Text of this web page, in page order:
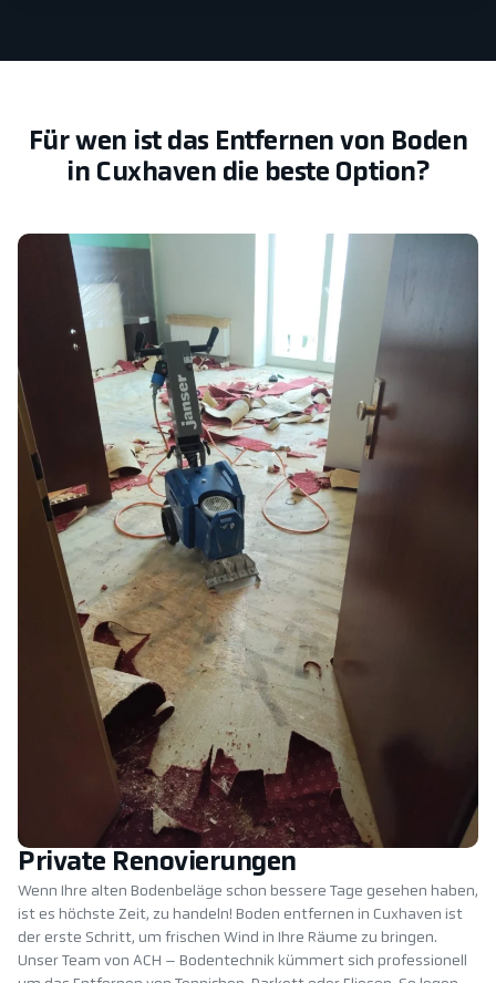
Für wen ist das Entfernen von Boden
in Cuxhaven die beste Option?
Private Renovierungen
Wenn Ihre alten Bodenbeläge schon bessere Tage gesehen haben,
ist es höchste Zeit, zu handeln! Boden entfernen in Cuxhaven ist
der erste Schritt, um frischen Wind in Ihre Räume zu bringen.
Unser Team von ACH – Bodentechnik kümmert sich professionell